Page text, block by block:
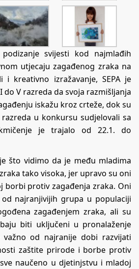
svijesti kod najmlađih
utjecaju zagađenog zraka na
i kreativno izražavanje, SEPA je
do V razreda da svoja razmišljanja
iskažu kroz crteže, dok su
u konkursu sudjelovali sa
je trajalo od 22.1. do
što vidimo da je među mladima
tako visoka, jer upravo su oni
borbi protiv zagađenja zraka. Oni
najranjivijih grupa u populaciji
zagađenjem zraka, ali su
biti uključeni u pronalaženje
važno od najranije dobi razvijati
zaštite prirode i borbe protiv
naučeno u djetinjstvu i mladoj